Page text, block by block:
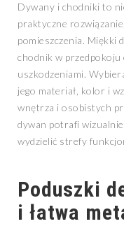
Dywany i chodniki to
praktyczne
pomieszczenia. Miękki
chodnik w przedpokoju
uszkodzeniami.
jego materiał, kolor i
wnętrza i osobistych
dywan potrafi
wydzielić strefy
Poduszki
i łatwa